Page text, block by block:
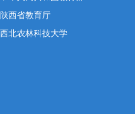
陕西省教育厅
西北农林科技大学